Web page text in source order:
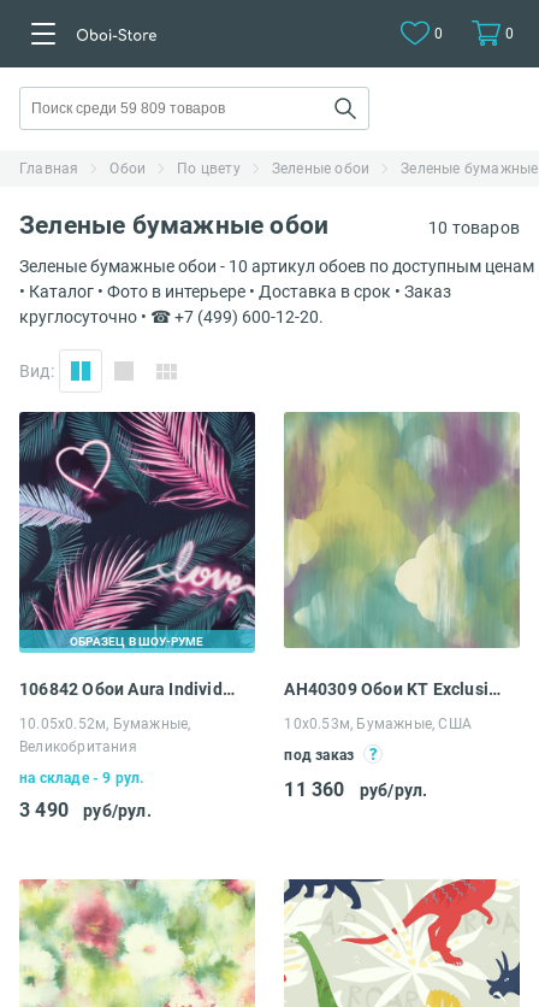
0 0
Главная Обои По цвету Зеленые обои Зеленые
Зеленые бумажные обои
10 товаров
Зеленые бумажные обои - 10 артикул обоев по доступным ценам
• Каталог • Фото в интерьере • Доставка в срок • Заказ
круглосуточно • ☎ +7 (499) 600-12-20.
Вид:
ОБРАЗЕЦ В ШОУ-РУМЕ
106842 Обои Aura Individuals
10.05х0.52м, Бумажные,
Великобритания
на складе - 9 рул.
3 490 руб/рул.
AH40309 Обои KT Exclusive L'Atelier de Paris
10х0.53м, Бумажные, США
под заказ
11 360 руб/рул.